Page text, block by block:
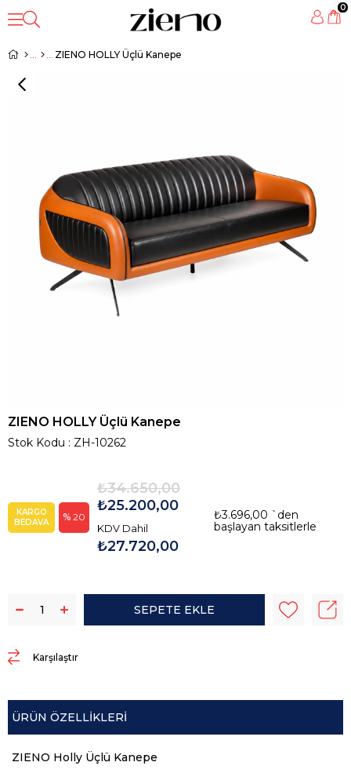
0
ZIENO HOLLY Üçlü Kanepe
›
ZIENO HOLLY Üçlü Kanepe
Stok Kodu ZH-10262
KARGO
BEDAVA
20
₺34.650,00
₺25.200,00
KDV Dahil
₺27.720,00
₺3.696,00 `den
başlayan taksitlerle
Karşılaştır
ÜRÜN ÖZELLIKLERI
ZIENO Holly Üçlü Kanepe